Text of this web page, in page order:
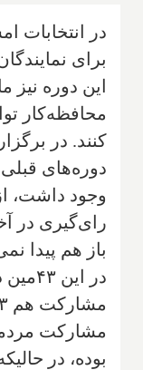
برای
کنند. در
دوره‌های
وجود داشت،
رای‌گیری در
باز هم پیدا
در
مشارکت مردمی